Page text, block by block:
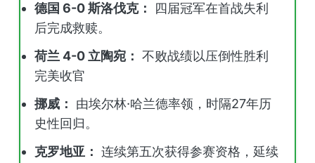
德国 6-0 斯洛伐克：
四届冠军在首战失利
后完成救赎。
荷兰 4-0 立陶宛： 不败战绩以压倒性胜利
完美收官
挪威：
由埃尔林·哈兰德率领，时隔27年历
史性回归。
克罗地亚： 连续第五次获得参赛资格，延续